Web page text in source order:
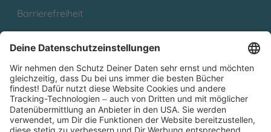
Barrierefreiheit
Partnerprogramm (Affiliate)
Folge uns auf